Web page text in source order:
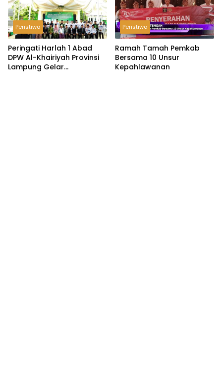
Peristiwa
Peringati Harlah 1 Abad
DPW Al-Khairiyah Provinsi
Lampung Gelar
Peristiwa
Ramah Tamah Pemkab
Bersama 10 Unsur
Kepahlawanan